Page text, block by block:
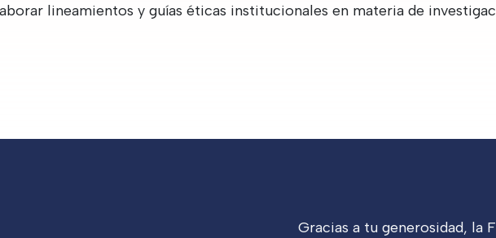
lineamientos y guías éticas institucionales en materia de
Gracias a tu generosidad, la